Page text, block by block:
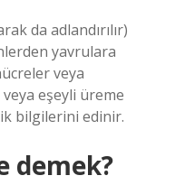
da adlandırılır)
yavrulara
veya
eşeyli üreme
bilgilerini edinir.
demek?